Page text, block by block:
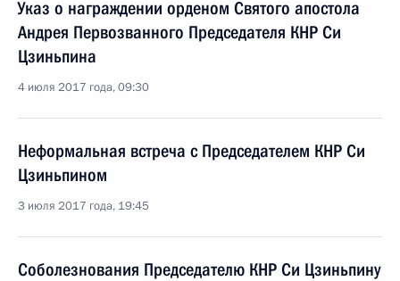
Указ о награждении орденом Святого апостола
Андрея Первозванного Председателя КНР Си
Цзиньпина
4 июля 2017 года, 09:30
Неформальная встреча с Председателем КНР Си
Цзиньпином
3 июля 2017 года, 19:45
Соболезнования Председателю КНР Си Цзиньпину